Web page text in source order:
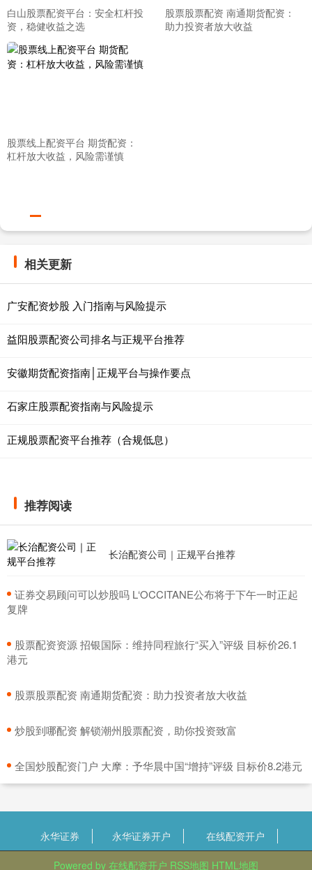
白山股票配资平台：安全杠杆投
资，稳健收益之选
股票股票配资 南通期货配资：
助力投资者放大收益
股票线上配资平台 期货配资：
杠杆放大收益，风险需谨慎
相关更新
广安配资炒股 入门指南与风险提示
益阳股票配资公司排名与正规平台推荐
安徽期货配资指南│正规平台与操作要点
石家庄股票配资指南与风险提示
正规股票配资平台推荐（合规低息）
推荐阅读
长治配资公司｜正规平台推荐
​证券交易顾问可以炒股吗 L‘OCCITANE公布将于下午一时正起
复牌
​股票配资资源 招银国际：维持同程旅行“买入”评级 目标价26.1
港元
​股票股票配资 南通期货配资：助力投资者放大收益
​炒股到哪配资 解锁潮州股票配资，助你投资致富
​全国炒股配资门户 大摩：予华晨中国“增持”评级 目标价8.2港元
永华证券 永华证券开户 在线配资开户
Powered by 在线配资开户 RSS地图 HTML地图